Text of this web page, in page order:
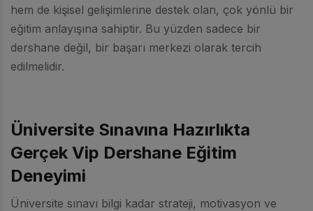
hem de kişisel gelişimlerine destek olan, çok yönlü bir
eğitim anlayışına sahiptir. Bu yüzden sadece bir
dershane değil, bir başarı merkezi olarak tercih
edilmelidir.
Üniversite Sınavına Hazırlıkta
Gerçek Vip Dershane Eğitim
Deneyimi
Üniversite sınavı bilgi kadar strateji, motivasyon ve